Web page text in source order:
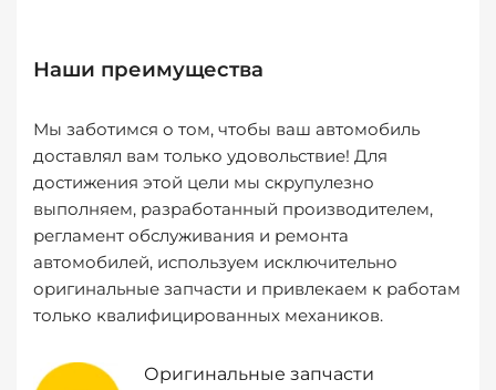
Наши преимущества
Мы заботимся о том, чтобы ваш автомобиль
доставлял вам только удовольствие! Для
достижения этой цели мы скрупулезно
выполняем, разработанный производителем,
регламент обслуживания и ремонта
автомобилей, используем исключительно
оригинальные запчасти и привлекаем к работам
только квалифицированных механиков.
Оригинальные запчасти